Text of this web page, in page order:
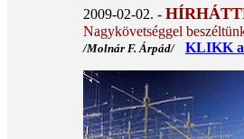
2009-02-02. -
Nagykövetséggel
/Molnár F. Árpád/ KLIKK